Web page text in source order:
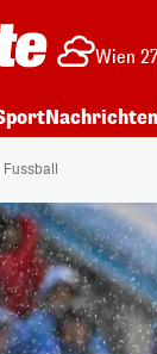
Wien
Nachrichten
Fussball